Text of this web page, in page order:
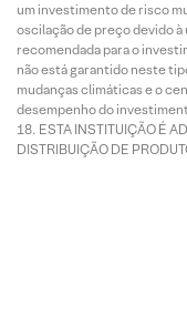
um investimento de risco
oscilação de preço devido
recomendada para o
não está garantido neste
mudanças climáticas e o
desempenho do
ESTA INSTITUIÇÃO É
DISTRIBUIÇÃO DE